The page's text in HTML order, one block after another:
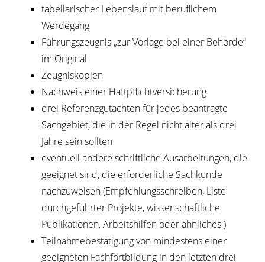
tabellarischer Lebenslauf mit beruflichem
Werdegang
Führungszeugnis „zur Vorlage bei einer Behörde“
im Original
Zeugniskopien
Nachweis einer Haftpflichtversicherung
drei Referenzgutachten für jedes beantragte
Sachgebiet, die in der Regel nicht älter als drei
Jahre sein sollten
eventuell andere schriftliche Ausarbeitungen, die
geeignet sind, die erforderliche Sachkunde
nachzuweisen (Empfehlungsschreiben, Liste
durchgeführter Projekte, wissenschaftliche
Publikationen, Arbeitshilfen oder ähnliches )
Teilnahmebestätigung von mindestens einer
geeigneten Fachfortbildung in den letzten drei